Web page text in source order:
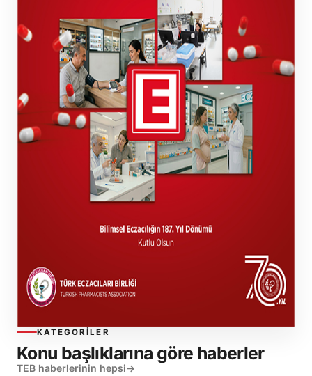
KATEGORILER
Konu başlıklarına göre haberler
TEB haberlerinin hepsi